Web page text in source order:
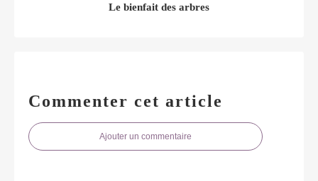
Le bienfait des arbres
Commenter cet article
Ajouter un commentaire